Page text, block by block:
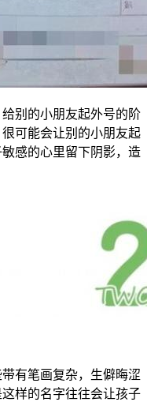
别的小朋友起外号的阶
可能会让别的小朋友起
感的心里留下阴影，造
有笔画复杂，生僻晦涩
样的名字往往会让孩子